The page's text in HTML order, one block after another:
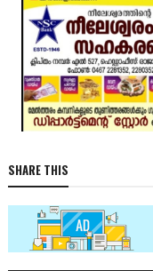
SHARE THIS